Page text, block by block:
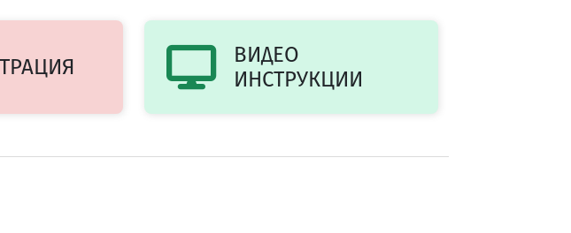
ВИДЕО
ИНСТРУКЦИИ